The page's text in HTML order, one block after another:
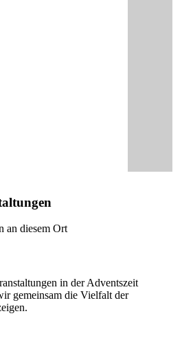
an diesem Ort
in der Adventszeit
gemeinsam die Vielfalt der